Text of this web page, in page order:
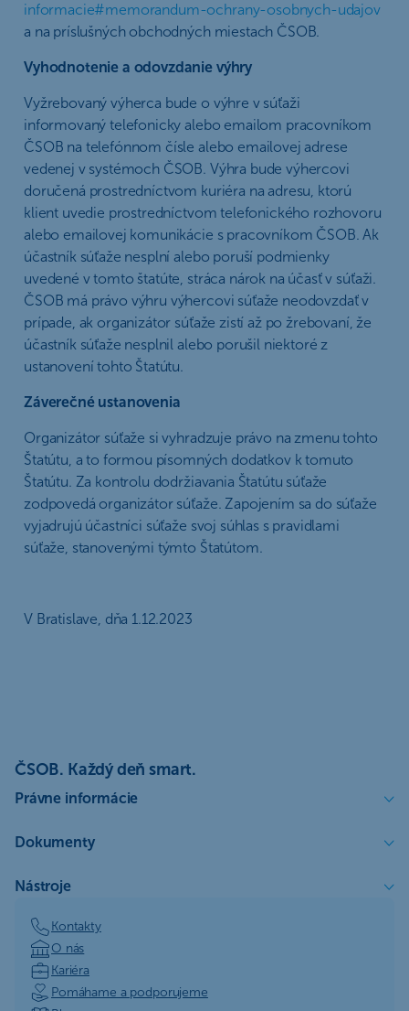
informacie#memorandum-ochrany-osobnych-udajov
a na príslušných obchodných miestach ČSOB.
Vyhodnotenie a odovzdanie výhry
Vyžrebovaný výherca bude o výhre v súťaži
informovaný telefonicky alebo emailom pracovníkom
ČSOB na telefónnom čísle alebo emailovej adrese
vedenej v systémoch ČSOB. Výhra bude výhercovi
doručená prostredníctvom kuriéra na adresu, ktorú
klient uvedie prostredníctvom telefonického rozhovoru
alebo emailovej komunikácie s pracovníkom ČSOB. Ak
účastník súťaže nesplní alebo poruší podmienky
uvedené v tomto štatúte, stráca nárok na účasť v súťaži.
ČSOB má právo výhru výhercovi súťaže neodovzdať v
prípade, ak organizátor súťaže zistí až po žrebovaní, že
účastník súťaže nesplnil alebo porušil niektoré z
ustanovení tohto Štatútu.
Záverečné ustanovenia
Organizátor súťaže si vyhradzuje právo na zmenu tohto
Štatútu, a to formou písomných dodatkov k tomuto
Štatútu. Za kontrolu dodržiavania Štatútu súťaže
zodpovedá organizátor súťaže. Zapojením sa do súťaže
vyjadrujú účastníci súťaže svoj súhlas s pravidlami
súťaže, stanovenými týmto Štatútom.
V Bratislave, dňa 1.12.2023
ČSOB. Každý deň smart.
Právne informácie
Dokumenty
Nástroje
Kontakty
O nás
Kariéra
Pomáhame a podporujeme